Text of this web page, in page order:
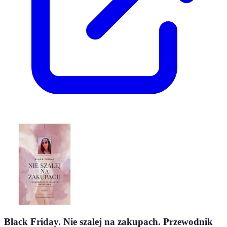
Black Friday. Nie szalej na zakupach. Przewodnik